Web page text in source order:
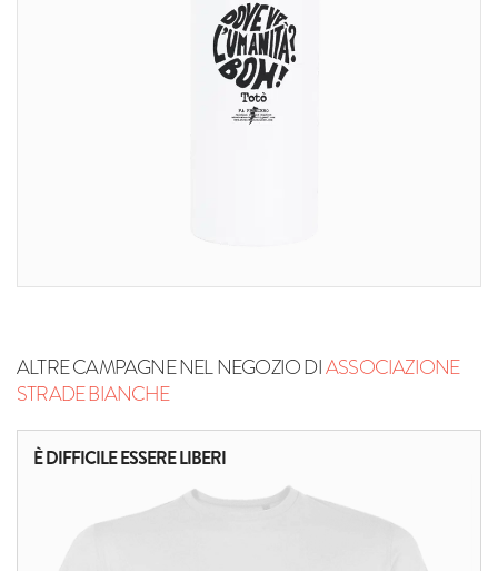
ALTRE CAMPAGNE NEL NEGOZIO DIASSOCIAZIONE
STRADE BIANCHE
È DIFFICILE ESSERE LIBERI